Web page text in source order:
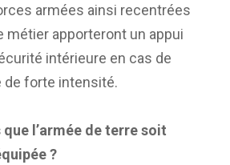
armées ainsi recentrées
apporteront un appui
intérieure en cas de
forte intensité.
l’armée de terre soit
?